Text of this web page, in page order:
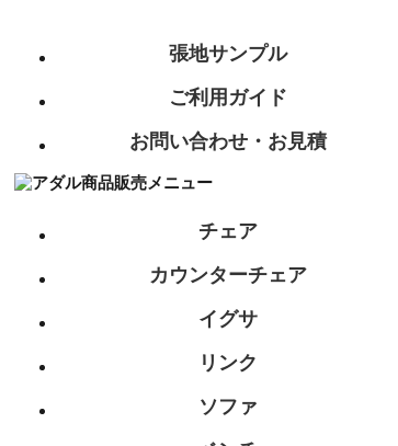
張地サンプル
ご利用ガイド
お問い合わせ・お見積
チェア
カウンターチェア
イグサ
リンク
ソファ